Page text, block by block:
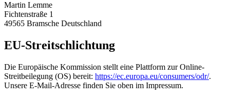
Martin Lemme
Fichtenstraße 1
49565 Bramsche Deutschland
EU-Streitschlichtung
Die Europäische Kommission stellt eine Plattform zur Online-
Streitbeilegung (OS) bereit: https://ec.europa.eu/consumers/odr/.
Unsere E-Mail-Adresse finden Sie oben im Impressum.